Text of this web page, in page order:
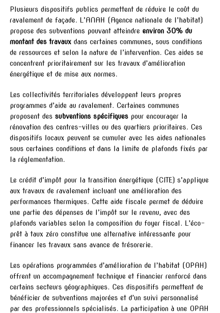
Plusieurs dispositifs publics permettent de réduire le coût du
ravalement de façade. L’ANAH (Agence nationale de l’habitat)
propose des subventions pouvant atteindre environ 30% du
montant des travaux dans certaines communes, sous conditions
de ressources et selon la nature de l’intervention. Ces aides se
concentrent prioritairement sur les travaux d’amélioration
énergétique et de mise aux normes.
Les collectivités territoriales développent leurs propres
programmes d’aide au ravalement. Certaines communes
proposent des subventions spécifiques pour encourager la
rénovation des centres-villes ou des quartiers prioritaires. Ces
dispositifs locaux peuvent se cumuler avec les aides nationales
sous certaines conditions et dans la limite de plafonds fixés par
la réglementation.
Le crédit d’impôt pour la transition énergétique (CITE) s’applique
aux travaux de ravalement incluant une amélioration des
performances thermiques. Cette aide fiscale permet de déduire
une partie des dépenses de l’impôt sur le revenu, avec des
plafonds variables selon la composition du foyer fiscal. L’éco-
prêt à taux zéro constitue une alternative intéressante pour
financer les travaux sans avance de trésorerie.
Les opérations programmées d’amélioration de l’habitat (OPAH)
offrent un accompagnement technique et financier renforcé dans
certains secteurs géographiques. Ces dispositifs permettent de
bénéficier de subventions majorées et d’un suivi personnalisé
par des professionnels spécialisés. La participation à une OPAH